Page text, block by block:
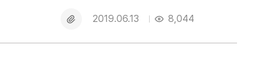
부
파
2019.06.13 8,044